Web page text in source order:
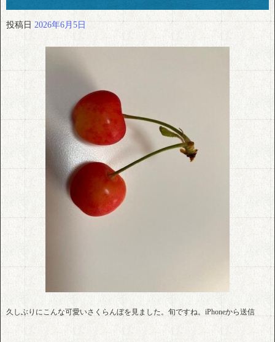
投稿日 2026年6月5日
久しぶりにこんな可愛いさくらんぼを見ました。旬ですね。iPhoneから送信